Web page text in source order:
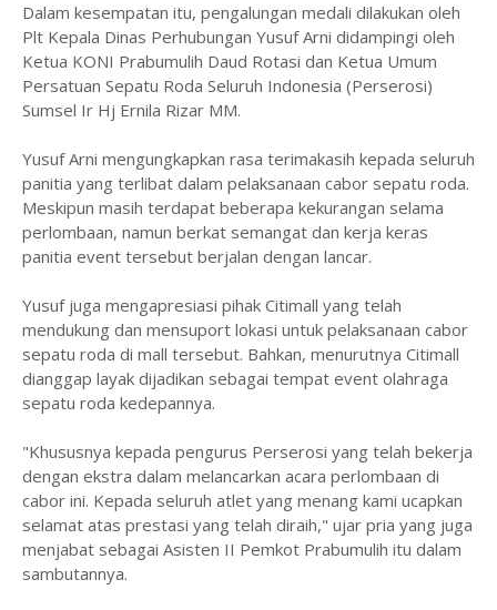
Dalam kesempatan itu, pengalungan medali dilakukan oleh
Plt Kepala Dinas Perhubungan Yusuf Arni didampingi oleh
Ketua KONI Prabumulih Daud Rotasi dan Ketua Umum
Persatuan Sepatu Roda Seluruh Indonesia (Perserosi)
Sumsel Ir Hj Ernila Rizar MM.
Yusuf Arni mengungkapkan rasa terimakasih kepada seluruh
panitia yang terlibat dalam pelaksanaan cabor sepatu roda.
Meskipun masih terdapat beberapa kekurangan selama
perlombaan, namun berkat semangat dan kerja keras
panitia event tersebut berjalan dengan lancar.
Yusuf juga mengapresiasi pihak Citimall yang telah
mendukung dan mensuport lokasi untuk pelaksanaan cabor
sepatu roda di mall tersebut. Bahkan, menurutnya Citimall
dianggap layak dijadikan sebagai tempat event olahraga
sepatu roda kedepannya.
"Khususnya kepada pengurus Perserosi yang telah bekerja
dengan ekstra dalam melancarkan acara perlombaan di
cabor ini. Kepada seluruh atlet yang menang kami ucapkan
selamat atas prestasi yang telah diraih," ujar pria yang juga
menjabat sebagai Asisten II Pemkot Prabumulih itu dalam
sambutannya.